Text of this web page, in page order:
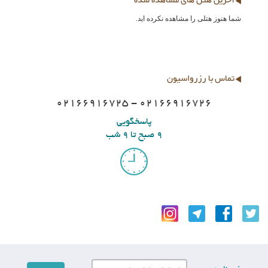
شما هنوز هتلی را مشاهده نکرده اید.
تماس با رزرواسیون
02166916725 - 02166916726
پاسخگویی
9 صبح تا 9 شب